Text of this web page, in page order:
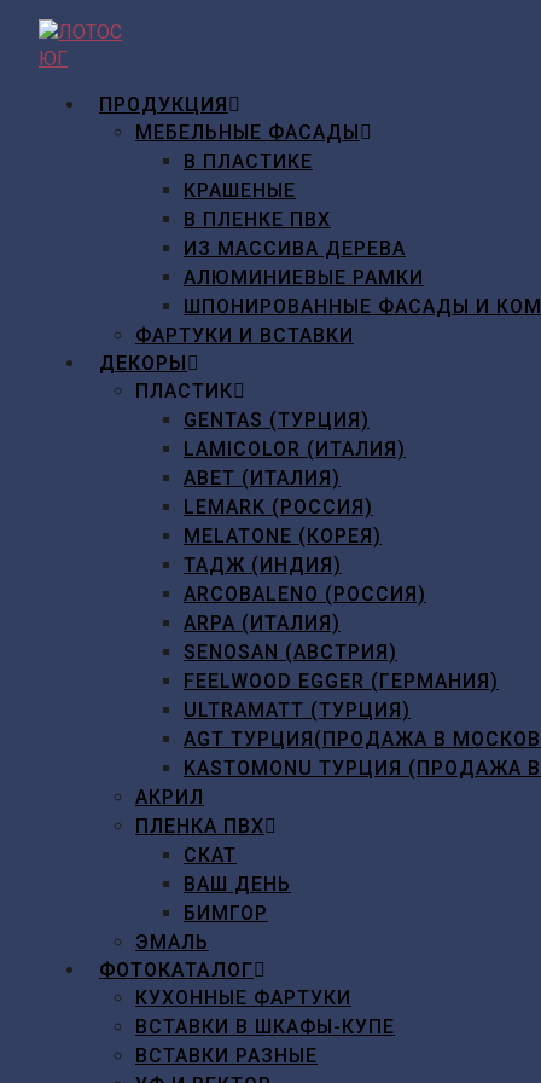
Перейти
содержимому
ПРОДУКЦИЯ
МЕБЕЛЬНЫЕ ФАСАДЫ
В ПЛАСТИКЕ
КРАШЕНЫЕ
В ПЛЕНКЕ ПВХ
ИЗ МАССИВА ДЕРЕВА
АЛЮМИНИЕВЫЕ РАМКИ
ШПОНИРОВАННЫЕ ФАСАДЫ И
ФАРТУКИ И ВСТАВКИ
ДЕКОРЫ
ПЛАСТИК
GENTAS (ТУРЦИЯ)
LAMICOLOR (ИТАЛИЯ)
ABET (ИТАЛИЯ)
LEMARK (РОССИЯ)
MELATONE (КОРЕЯ)
ТАДЖ (ИНДИЯ)
ARCOBALENO (РОССИЯ)
ARPA (ИТАЛИЯ)
SENOSAN (АВСТРИЯ)
FEELWOOD EGGER (ГЕРМАНИЯ)
ULTRAMATT (ТУРЦИЯ)
AGT ТУРЦИЯ(ПРОДАЖА В
KASTOMONU ТУРЦИЯ
АКРИЛ
ПЛЕНКА ПВХ
СКАТ
ВАШ ДЕНЬ
БИМГОР
ЭМАЛЬ
ФОТОКАТАЛОГ
КУХОННЫЕ ФАРТУКИ
ВСТАВКИ В ШКАФЫ-КУПЕ
ВСТАВКИ РАЗНЫЕ